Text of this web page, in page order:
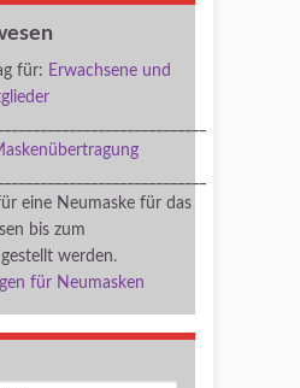
für: Erwachsene und
eine Neumaske für das
bis zum
werden.
für Neumasken